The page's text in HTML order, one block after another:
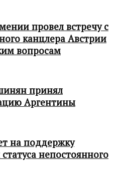
провел встречу с
канцлера Австрии
вопросам
принял
Аргентины
на поддержку
непостоянного